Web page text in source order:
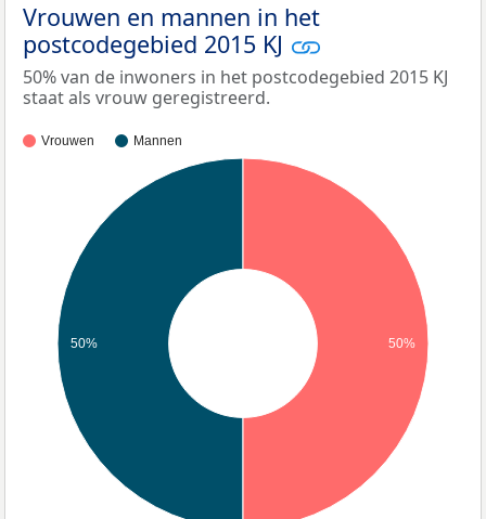
Vrouwen en mannen in het
postcodegebied 2015 KJ
50% van de inwoners in het postcodegebied 2015 KJ
staat als vrouw geregistreerd.
Vrouwen Mannen
50% 50%